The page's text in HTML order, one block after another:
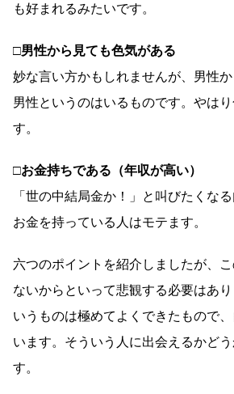
も好まれるみたいです。
□男性から見ても色気がある
妙な言い方かもしれませんが、男性
男性というのはいるものです。やは
す。
□お金持ちである（年収が高い）
「世の中結局金か！」と叫びたくな
お金を持っている人はモテます。
六つのポイントを紹介しましたが、
ないからといって悲観する必要はあ
いうものは極めてよくできたもので
います。そういう人に出会えるかど
す。